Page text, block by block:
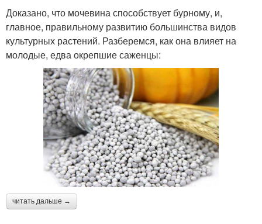
Доказано, что мочевина способствует бурному, и,
главное, правильному развитию большинства видов
культурных растений. Разберемся, как она влияет на
молодые, едва окрепшие саженцы:
читать дальше →